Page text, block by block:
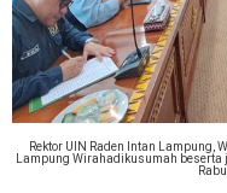
Rektor UIN Raden Intan Lampung,
Lampung Wirahadikusumah beserta